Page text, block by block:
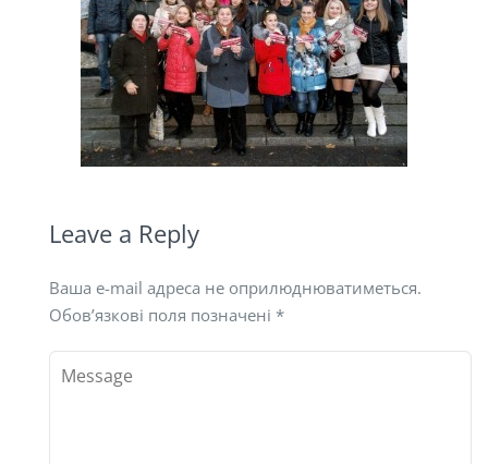
Leave a Reply
Ваша e-mail адреса не оприлюднюватиметься.
Обов’язкові поля позначені *